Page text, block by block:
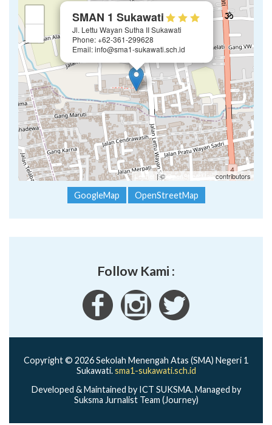
SMAN 1 Sukawati
Jl. Lettu Wayan Sutha II Sukawati
Phone: +62-361-299628
Email: info@sma1-sukawati.sch.id
Leaflet | ©OpenStreetMap contributors
GoogleMap OpenStreetMap
Follow Kami :
Copyright © 2026 Sekolah Menengah Atas (SMA) Negeri 1
Sukawati.sma1-sukawati.sch.id
Developed & Maintained by ICT SUKSMA. Managed by
Suksma Jurnalist Team (Journey)